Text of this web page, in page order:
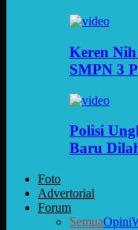
Keren
SMPN 3
Polisi
Baru
Foto
Advertorial
Forum
SemuaOpini